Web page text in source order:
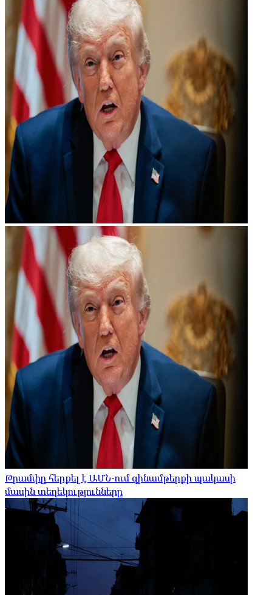
Թրամփը հերքել է ԱՄՆ-ում զինամթերքի պակասի
մասին տեղեկությունները